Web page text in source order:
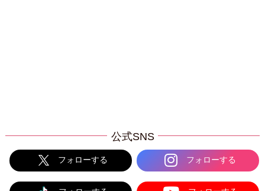
公式SNS
フォローする フォローする